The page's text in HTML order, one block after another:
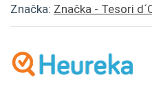
Značka: Značka - Tesori